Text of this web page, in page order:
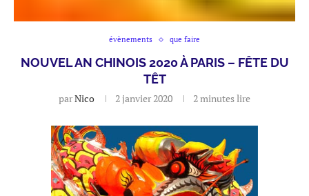
évènements que faire
NOUVEL AN CHINOIS 2020 À PARIS – FÊTE DU
TÊT
parNico 2 janvier 2020 2 minutes lire